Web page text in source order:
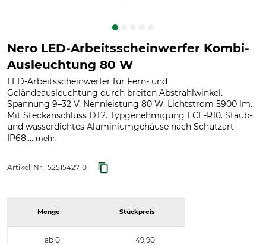
Nero LED-Arbeitsscheinwerfer Kombi-
Ausleuchtung 80 W
LED-Arbeitsscheinwerfer für Fern- und
Geländeausleuchtung durch breiten Abstrahlwinkel.
Spannung 9–32 V. Nennleistung 80 W. Lichtstrom 5900 lm.
Mit Steckanschluss DT2. Typgenehmigung ECE-R10. Staub-
und wasserdichtes Aluminiumgehäuse nach Schutzart
IP68.... mehr.
Artikel-Nr.: 5251542710
Menge Stückpreis
ab 0 49,90